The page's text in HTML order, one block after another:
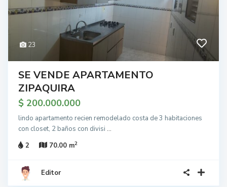
23
SE VENDE APARTAMENTO
ZIPAQUIRA
$ 200.000.000
lindo apartamento recien remodelado costa de 3 habitaciones
con closet, 2 baños con divisi ...
2
70.00 m2
Editor